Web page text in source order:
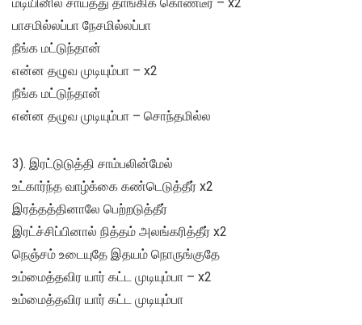
பாசமில்லப்பா நேசமில்லப்பா
நீங்க மட்டுந்தான்
என்ன தழுவ முடியும்பா – x2
நீங்க மட்டுந்தான்
என்ன தழுவ முடியும்பா – சொந்தமில்ல
3). இரட்டுடுத்தி சாம்பலின்மேல்
உட்கார்ந்த வாழ்க்கை கண்டெடுத்தீர் x2
இரத்தத்தினாலே பெற்றடுத்தீர்
இரட்ச்சிப்பினால் நித்தம் அலங்கரித்தீர் x2
நெஞ்சம் உடையுதே இதயம் நொருங்குதே
உம்மைத்தவிர யார் கட்ட முடியும்பா – x2
உம்மைத்தவிர யார் கட்ட முடியும்பா